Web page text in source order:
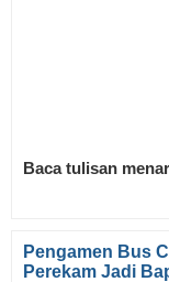
Baca tulisan
Pengamen Bus
Perekam Jadi